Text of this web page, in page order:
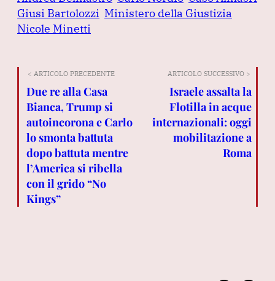
Giusi Bartolozzi Ministero della Giustizia
Nicole Minetti
< ARTICOLO PRECEDENTE
Due re alla Casa
Bianca, Trump si
autoincorona e Carlo
lo smonta battuta
dopo battuta mentre
l’America si ribella
con il grido “No
Kings”
ARTICOLO SUCCESSIVO >
Israele assalta la
Flotilla in acque
internazionali: oggi
mobilitazione a
Roma